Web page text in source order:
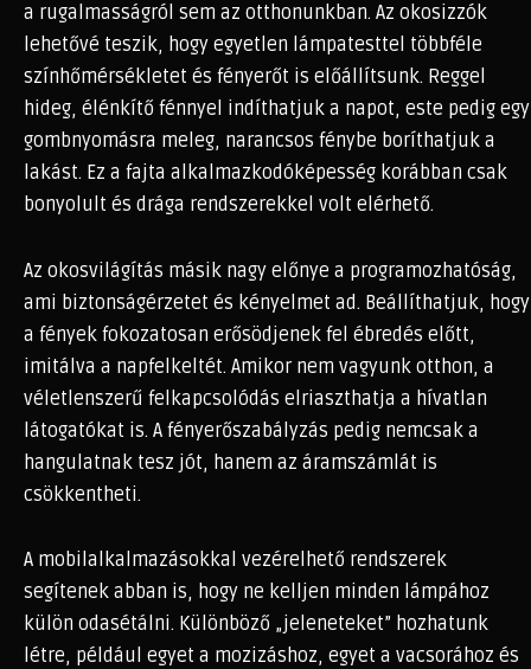
a rugalmasságról sem az otthonunkban. Az okosizzók
lehetővé teszik, hogy egyetlen lámpatesttel többféle
színhőmérsékletet és fényerőt is előállítsunk. Reggel
hideg, élénkítő fénnyel indíthatjuk a napot, este pedig egy
gombnyomásra meleg, narancsos fénybe boríthatjuk a
lakást. Ez a fajta alkalmazkodóképesség korábban csak
bonyolult és drága rendszerekkel volt elérhető.
Az okosvilágítás másik nagy előnye a programozhatóság,
ami biztonságérzetet és kényelmet ad. Beállíthatjuk, hogy
a fények fokozatosan erősödjenek fel ébredés előtt,
imitálva a napfelkeltét. Amikor nem vagyunk otthon, a
véletlenszerű felkapcsolódás elriaszthatja a hívatlan
látogatókat is. A fényerőszabályzás pedig nemcsak a
hangulatnak tesz jót, hanem az áramszámlát is
csökkentheti.
A mobilalkalmazásokkal vezérelhető rendszerek
segítenek abban is, hogy ne kelljen minden lámpához
külön odasétálni. Különböző „jeleneteket” hozhatunk
létre, például egyet a mozizáshoz, egyet a vacsorához és